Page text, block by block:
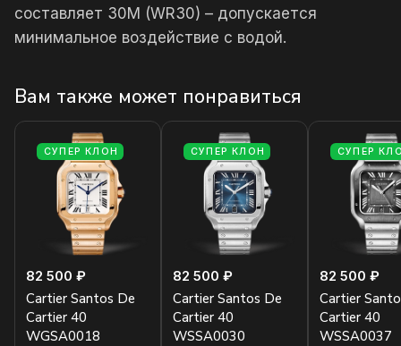
составляет 30М (WR30) – допускается
минимальное воздействие с водой.
Вам также может понравиться
СУПЕР КЛОН
82 500 ₽
Cartier Santos De
Cartier 40
WGSA0018
СУПЕР КЛОН
82 500 ₽
Cartier Santos De
Cartier 40
WSSA0030
СУПЕР
82 500 ₽
Cartier
Cartier 40
WSSA0037